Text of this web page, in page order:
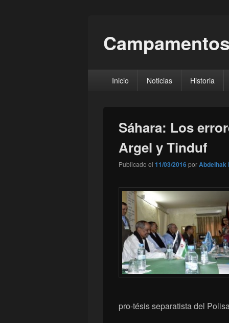
principalInicio Noticias Historia
Sáhara: Los
Argel y Tinduf
Publicado el 11/03/2016porAbdelhak
pro-tésis separatista del